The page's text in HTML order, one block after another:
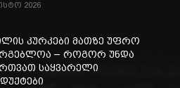
2026
კურკები მათზე უფრო
– როგორ უნდა
საყვარელი